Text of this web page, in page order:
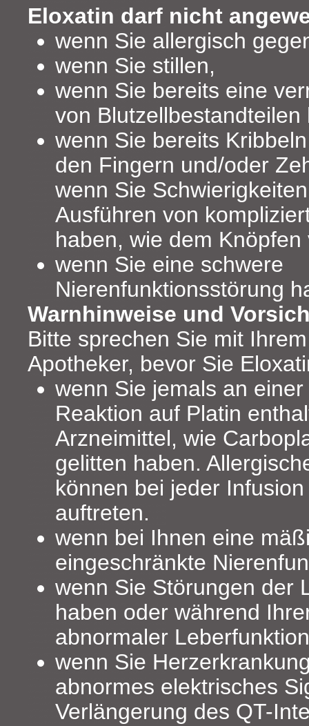
Eloxatin darf nicht
wenn Sie allergisch
wenn Sie stillen,
wenn Sie bereits eine
von Blutzellbestandteilen
wenn Sie bereits
den Fingern und/oder
wenn Sie
Ausführen von
haben, wie dem
wenn Sie eine schwere
Nierenfunktionsstörung
Warnhinweise und
Bitte sprechen Sie mit
Apotheker, bevor Sie
wenn Sie jemals an
Reaktion auf Platin
Arzneimittel, wie
gelitten haben.
können bei jeder
auftreten.
wenn bei Ihnen eine
eingeschränkte
wenn Sie Störungen der
haben oder während
abnormaler
wenn Sie
abnormes elektrisches
Verlängerung des QT-